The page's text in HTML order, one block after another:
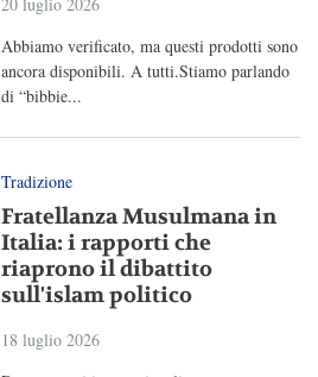
Abbiamo verificato, ma questi prodotti sono
ancora disponibili. A tutti.Stiamo parlando
di “bibbie...
Tradizione
Fratellanza Musulmana in
Italia: i rapporti che
riaprono il dibattito
sull'islam politico
18 luglio 2026